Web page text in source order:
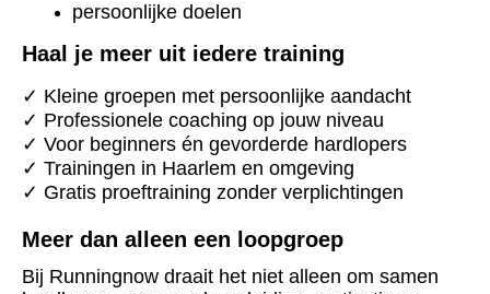
persoonlijke doelen
Haal je meer uit iedere training
✓ Kleine groepen met persoonlijke aandacht
✓ Professionele coaching op jouw niveau
✓ Voor beginners én gevorderde hardlopers
✓ Trainingen in Haarlem en omgeving
✓ Gratis proeftraining zonder verplichtingen
Meer dan alleen een loopgroep
Bij Runningnow draait het niet alleen om samen